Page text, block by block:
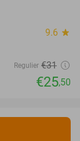
9.6 star
Regulier €31
€25,50